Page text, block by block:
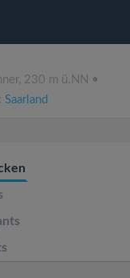
230 m ü.NN •
Saarland